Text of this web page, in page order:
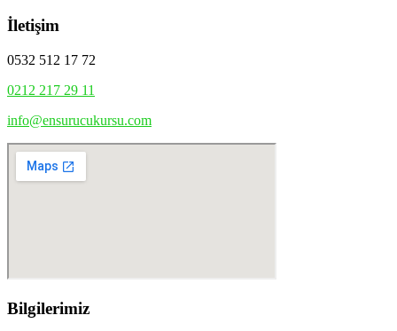
İletişim
0532 512 17 72
0212 217 29 11
info@ensurucukursu.com
Bilgilerimiz